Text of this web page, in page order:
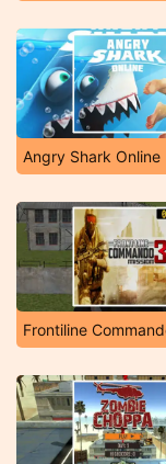
Angry Shark Online